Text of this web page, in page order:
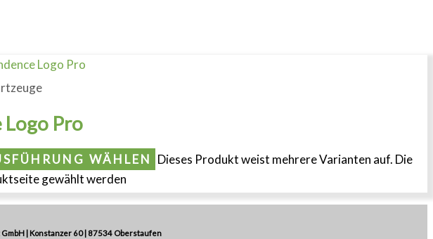
Logo Pro
WÄHLEN
Dieses Produkt weist mehrere Varianten auf. Die
gewählt werden
| Konstanzer 60 | 87534 Oberstaufen